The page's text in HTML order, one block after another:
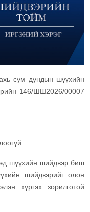
сум дундын шүүхийн
146/ШШ2026/00007
шүүхийн шийдвэр биш
шийдвэрийг олон
хүргэх зорилготой